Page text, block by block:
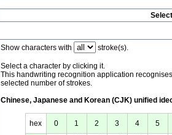
Show characters with stroke(s).
Select a character by clicking it.
This handwriting recognition application
selected number of strokes.
Chinese, Japanese and Korean (CJK) unified
hex 0 1 2 3 4 5